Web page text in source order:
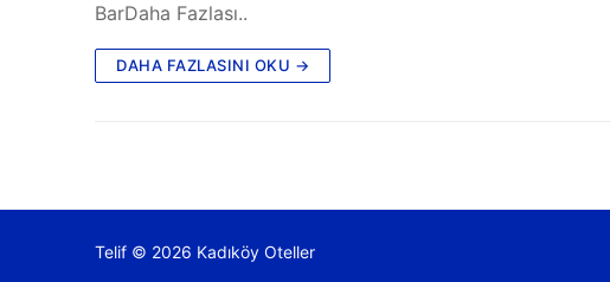
BarDaha Fazlası..
DAHA FAZLASINI OKU →
Telif © 2026 Kadıköy Oteller